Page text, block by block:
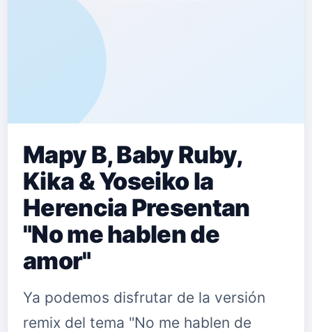
Mapy B, Baby Ruby,
Kika & Yoseiko la
Herencia Presentan
"No me hablen de
amor"
Ya podemos disfrutar de la versión
remix del tema "No me hablen de